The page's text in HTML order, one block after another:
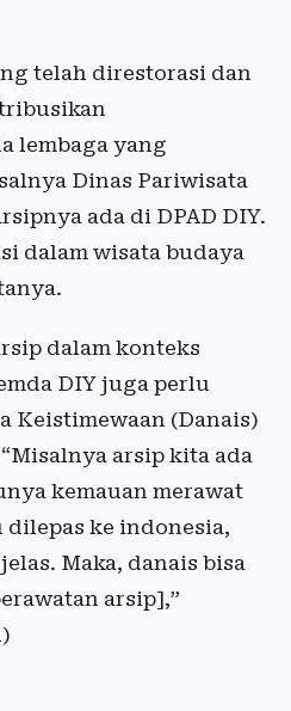
telah direstorasi dan
lembaga yang
Dinas Pariwisata
ada di DPAD DIY.
dalam wisata budaya
dalam konteks
DIY juga perlu
Keistimewaan (Danais)
arsip kita ada
kemauan merawat
dilepas ke indonesia,
Maka, danais bisa
arsip],”